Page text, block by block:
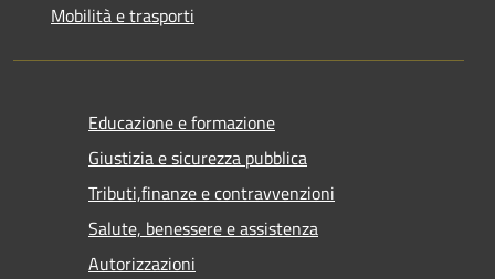
Mobilità e trasporti
Educazione e formazione
Giustizia e sicurezza pubblica
Tributi,finanze e contravvenzioni
Salute, benessere e assistenza
Autorizzazioni